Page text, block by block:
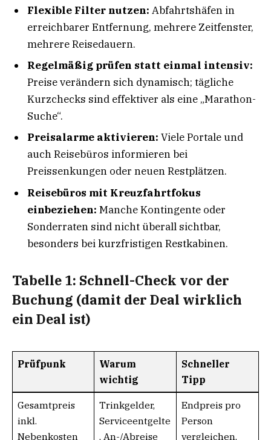
Flexible Filter nutzen: Abfahrtshäfen in
erreichbarer Entfernung, mehrere Zeitfenster,
mehrere Reisedauern.
Regelmäßig prüfen statt einmal intensiv:
Preise verändern sich dynamisch; tägliche
Kurzchecks sind effektiver als eine „Marathon-
Suche“.
Preisalarme aktivieren: Viele Portale und
auch Reisebüros informieren bei
Preissenkungen oder neuen Restplätzen.
Reisebüros mit Kreuzfahrtfokus
einbeziehen: Manche Kontingente oder
Sonderraten sind nicht überall sichtbar,
besonders bei kurzfristigen Restkabinen.
Tabelle 1: Schnell-Check vor der
Buchung (damit der Deal wirklich
ein Deal ist)
Prüfpunk
Warum
wichtig
Schneller
Tipp
Gesamtpreis
inkl.
Nebenkosten
Trinkgelder,
Serviceentgelte
, An-/Abreise
Endpreis pro
Person
vergleichen,